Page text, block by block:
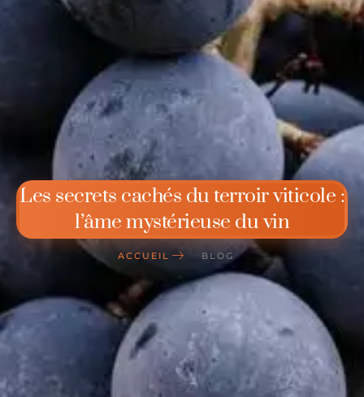
Les secrets cachés du terroir viticole :
l’âme mystérieuse du vin
ACCUEIL BLOG